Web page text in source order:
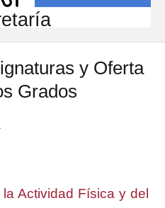
y Oferta
Grados
Actividad Física y del